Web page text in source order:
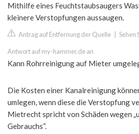
Mithilfe eines Feuchtstaubsaugers
kleinere Verstopfungen aussaugen.
Antrag auf Entfernung der Quelle Sehen
Antwort auf my-hammer.de an
Kann Rohrreinigung auf Mieter
Die Kosten einer Kanalreinigung
umlegen, wenn diese die Verstopfung
Mietrecht spricht von Schäden wegen
Gebrauchs“.